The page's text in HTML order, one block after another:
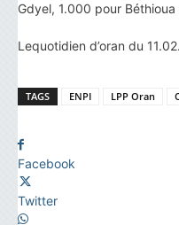
Gdyel, 1.000 pour
Lequotidien d’oran du
TAGS ENPI LPP Oran
Facebook
Twitter